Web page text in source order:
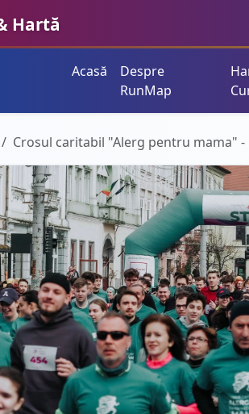
Hartă
Acasă
Despre
RunMap
Crosul caritabil "Alerg pentru mama" -